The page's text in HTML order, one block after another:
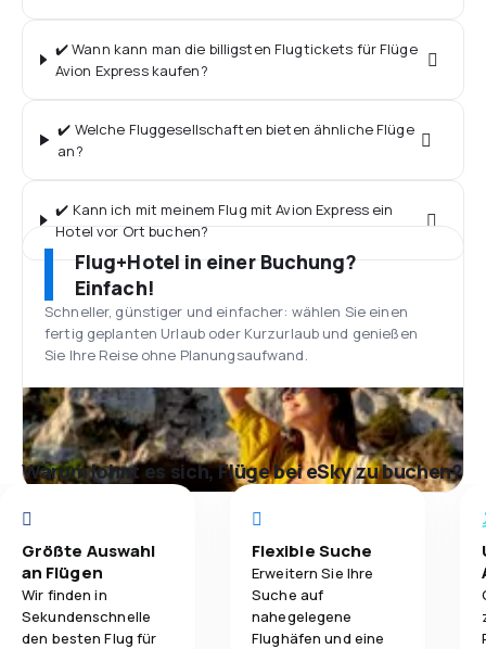
✔️ Wann kann man die billigsten Flugtickets für Flüge
Avion Express kaufen?
✔️ Welche Fluggesellschaften bieten ähnliche Flüge
an?
✔️ Kann ich mit meinem Flug mit Avion Express ein
Hotel vor Ort buchen?
Flug+Hotel in einer Buchung?
Einfach!
Schneller, günstiger und einfacher: wählen Sie einen
fertig geplanten Urlaub oder Kurzurlaub und genießen
Sie Ihre Reise ohne Planungsaufwand.
Warum lohnt es sich, Flüge bei eSky zu buchen?
Größte Auswahl
an Flügen
Wir finden in
Sekundenschnelle
den besten Flug für
Flexible Suche
Erweitern Sie Ihre
Suche auf
nahegelegene
Flughäfen und eine